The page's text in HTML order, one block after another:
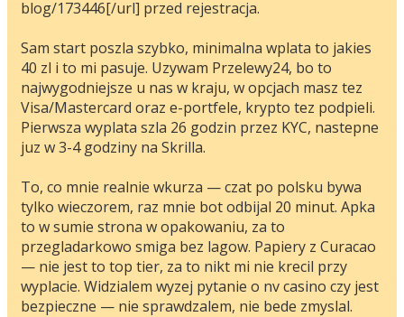
blog/173446[/url] przed rejestracja.
Sam start poszla szybko, minimalna wplata to jakies
40 zl i to mi pasuje. Uzywam Przelewy24, bo to
najwygodniejsze u nas w kraju, w opcjach masz tez
Visa/Mastercard oraz e-portfele, krypto tez podpieli.
Pierwsza wyplata szla 26 godzin przez KYC, nastepne
juz w 3-4 godziny na Skrilla.
To, co mnie realnie wkurza — czat po polsku bywa
tylko wieczorem, raz mnie bot odbijal 20 minut. Apka
to w sumie strona w opakowaniu, za to
przegladarkowo smiga bez lagow. Papiery z Curacao
— nie jest to top tier, za to nikt mi nie krecil przy
wyplacie. Widzialem wyzej pytanie o nv casino czy jest
bezpieczne — nie sprawdzalem, nie bede zmyslal.